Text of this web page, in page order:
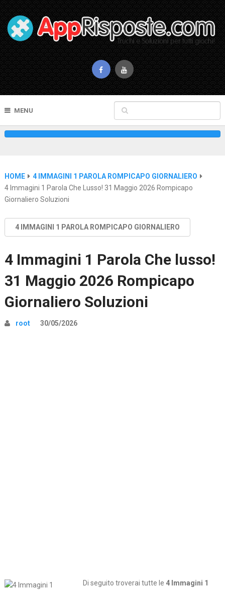
MENU
HOME
4 IMMAGINI 1 PAROLA ROMPICAPO GIORNALIERO
4 Immagini 1 Parola Che Lusso! 31 Maggio 2026 Rompicapo
Giornaliero Soluzioni
4 IMMAGINI 1 PAROLA ROMPICAPO GIORNALIERO
4 Immagini 1 Parola Che lusso!
31 Maggio 2026 Rompicapo
Giornaliero Soluzioni
root 30/05/2026
Di seguito troverai tutte le 4 Immagini 1